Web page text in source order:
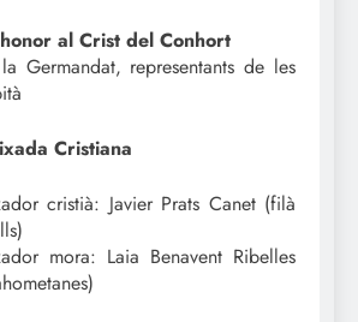
al Crist del Conhort
Germandat, representants de les
Cristiana
cristià: Javier Prats Canet (filà
mora: Laia Benavent Ribelles